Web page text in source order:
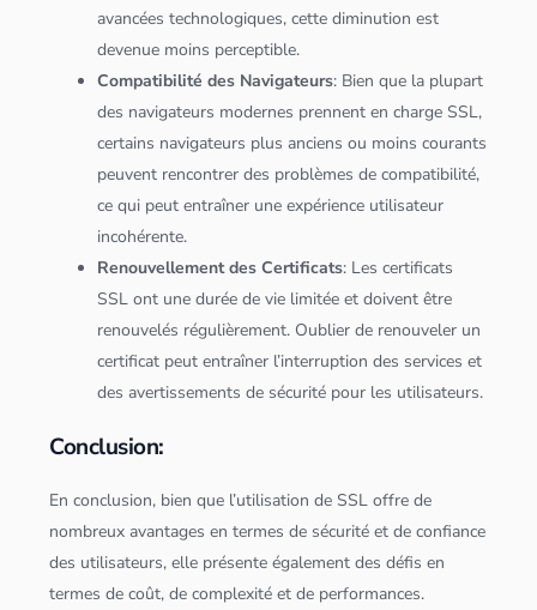
avancées technologiques, cette diminution est
devenue moins perceptible.
Compatibilité des Navigateurs: Bien que la plupart
des navigateurs modernes prennent en charge SSL,
certains navigateurs plus anciens ou moins courants
peuvent rencontrer des problèmes de compatibilité,
ce qui peut entraîner une expérience utilisateur
incohérente.
Renouvellement des Certificats: Les certificats
SSL ont une durée de vie limitée et doivent être
renouvelés régulièrement. Oublier de renouveler un
certificat peut entraîner l’interruption des services et
des avertissements de sécurité pour les utilisateurs.
Conclusion:
En conclusion, bien que l’utilisation de SSL offre de
nombreux avantages en termes de sécurité et de confiance
des utilisateurs, elle présente également des défis en
termes de coût, de complexité et de performances.